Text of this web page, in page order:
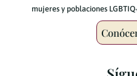
mujeres y poblaciones